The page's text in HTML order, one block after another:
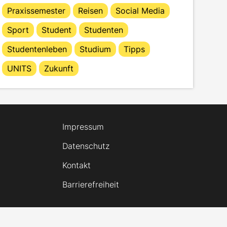
Praxissemester
Reisen
Social Media
Sport
Student
Studenten
Studentenleben
Studium
Tipps
UNITS
Zukunft
Impressum
Datenschutz
Kontakt
Barrierefreiheit